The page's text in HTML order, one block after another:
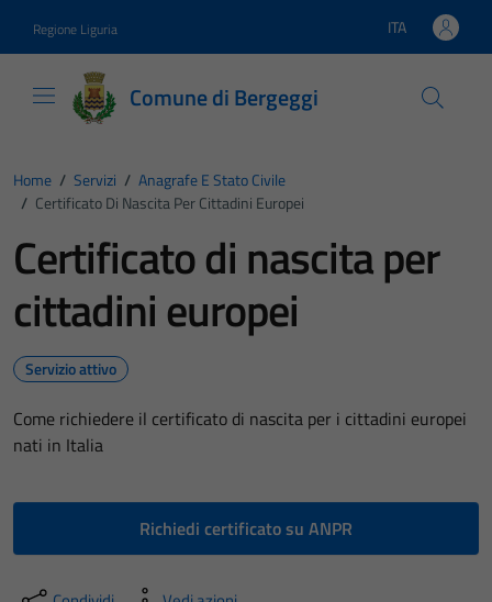
Regione Liguria Lingua attiva:
ITA
Comune di Bergeggi
Home / Servizi / Anagrafe E Stato Civile
/ Certificato Di Nascita Per Cittadini Europei
Certificato di nascita per
cittadini europei
Servizio attivo
Come richiedere il certificato di nascita per i cittadini europei
nati in Italia
Richiedi certificato su ANPR